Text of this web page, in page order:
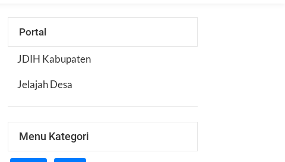
Portal
JDIH Kabupaten
Jelajah Desa
Menu Kategori